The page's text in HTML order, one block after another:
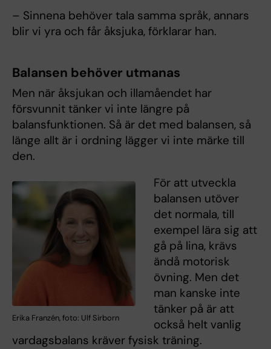
– Sinnena behöver tala samma språk, annars
blir vi yra och får åksjuka, förklarar han.
Balansen behöver utmanas
Men när åksjukan och illamåendet har
försvunnit tänker vi inte längre på
balansfunktionen. Så är det med balansen, så
länge allt är i ordning lägger vi inte märke till
den.
Erika Franzén, foto: Ulf Sirborn
För att utveckla
balansen utöver
det normala, till
exempel lära sig att
gå på lina, krävs
ändå motorisk
övning. Men det
man kanske inte
tänker på är att
också helt vanlig
vardagsbalans kräver fysisk träning.